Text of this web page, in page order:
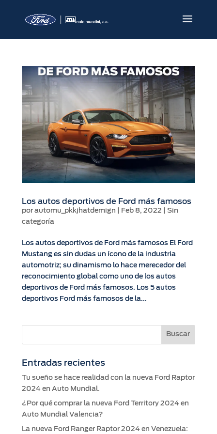
Los autos deportivos de Ford más famosos
por automu_pkkjhatdemign Feb 8, 2022
Sin
categoría
Los autos deportivos de Ford más famosos El Ford
Mustang es sin dudas un ícono de la industria
automotriz; su dinamismo lo hace merecedor del
reconocimiento global como uno de los autos
deportivos de Ford más famosos. Los 5 autos
deportivos Ford más famosos de la...
Entradas recientes
Tu sueño se hace realidad con la nueva Ford Raptor
2024 en Auto Mundial.
¿Por qué comprar la nueva Ford Territory 2024 en
Auto Mundial Valencia?
La nueva Ford Ranger Raptor 2024 en Venezuela: